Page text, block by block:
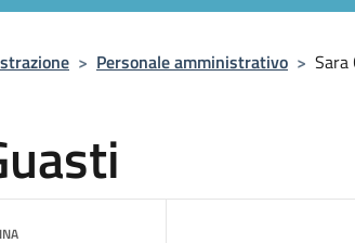
> Personale amministrativo > Sara